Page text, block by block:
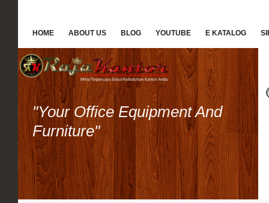
HOME ABOUT US BLOG YOUTUBE E KATALOG
"Your Office Equipment And
Furniture"